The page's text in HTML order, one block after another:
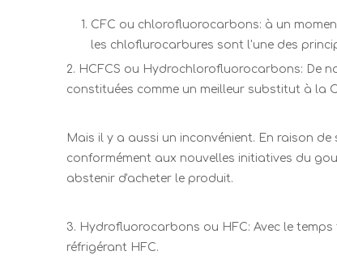
CFC ou chlorofluorocarbons: à un
les chloflurocarbures sont l'une des
2. HCFCS ou Hydrochlorofluorocarbons: De
constituées comme un meilleur substitut à la
Mais il y a aussi un inconvénient. En raison
conformément aux nouvelles initiatives du
abstenir d'acheter le produit.
3. Hydrofluorocarbons ou HFC: Avec le
réfrigérant HFC.